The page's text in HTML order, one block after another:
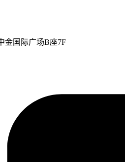
金国际广场B座7F